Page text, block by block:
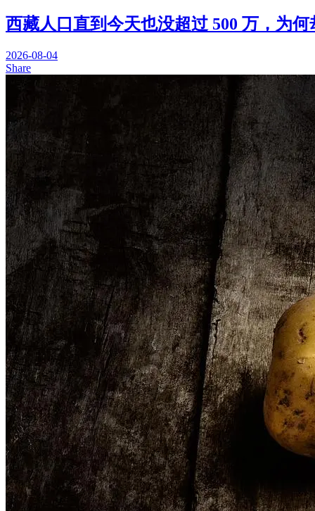
西藏人口直到今天也没超过 500 万，为
2026-08-04
Share